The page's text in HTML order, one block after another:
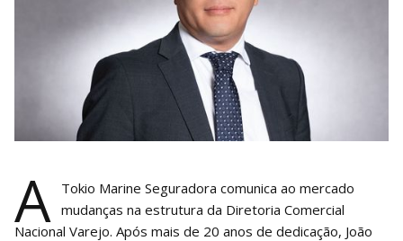
A
Tokio Marine Seguradora comunica ao mercado
mudanças na estrutura da Diretoria Comercial
Nacional Varejo. Após mais de 20 anos de dedicação, João